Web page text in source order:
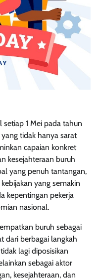
1 Mei pada tahun
tidak hanya sarat
capaian konkret
kesejahteraan buruh
yang penuh tantangan,
yang semakin
kepentingan pekerja
nasional.
buruh sebagai
dari berbagai langkah
lagi diposisikan
sebagai aktor
kesejahteraan, dan